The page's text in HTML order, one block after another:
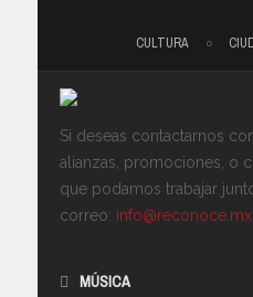
CULTURA
Si deseas contactarnos
alianzas, promociones, o
que podamos trabajar
correo: info@reconoce.mx
MÚSICA